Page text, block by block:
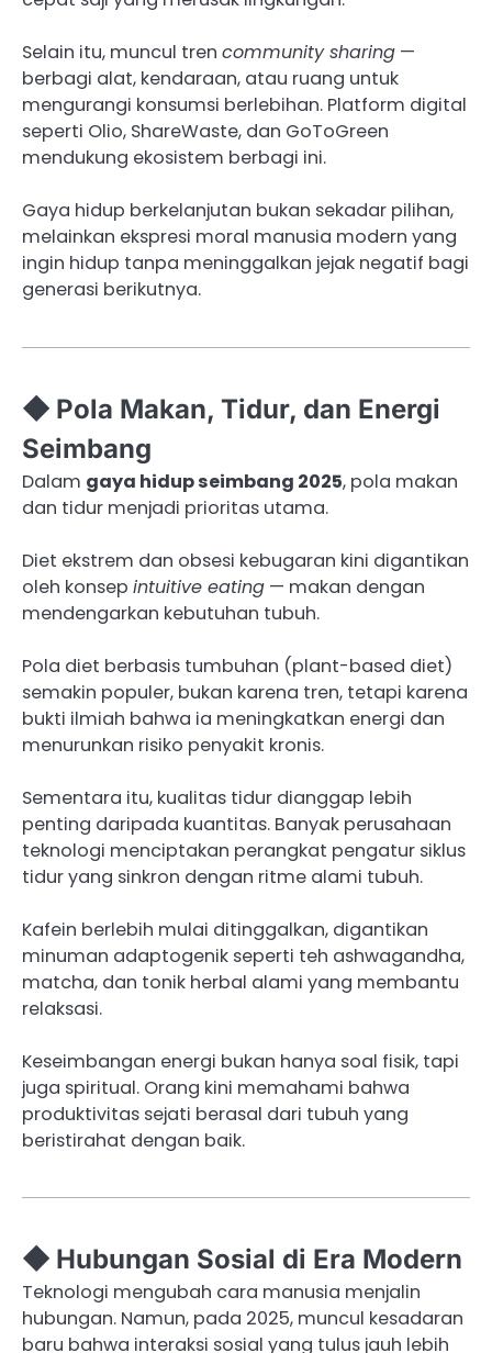
Selain itu, muncul tren community sharing —
berbagi alat, kendaraan, atau ruang untuk
mengurangi konsumsi berlebihan. Platform digital
seperti Olio, ShareWaste, dan GoToGreen
mendukung ekosistem berbagi ini.
Gaya hidup berkelanjutan bukan sekadar pilihan,
melainkan ekspresi moral manusia modern yang
ingin hidup tanpa meninggalkan jejak negatif bagi
generasi berikutnya.
◆ Pola Makan, Tidur, dan Energi
Seimbang
Dalam gaya hidup seimbang 2025, pola makan
dan tidur menjadi prioritas utama.
Diet ekstrem dan obsesi kebugaran kini digantikan
oleh konsep intuitive eating — makan dengan
mendengarkan kebutuhan tubuh.
Pola diet berbasis tumbuhan (plant-based diet)
semakin populer, bukan karena tren, tetapi karena
bukti ilmiah bahwa ia meningkatkan energi dan
menurunkan risiko penyakit kronis.
Sementara itu, kualitas tidur dianggap lebih
penting daripada kuantitas. Banyak perusahaan
teknologi menciptakan perangkat pengatur siklus
tidur yang sinkron dengan ritme alami tubuh.
Kafein berlebih mulai ditinggalkan, digantikan
minuman adaptogenik seperti teh ashwagandha,
matcha, dan tonik herbal alami yang membantu
relaksasi.
Keseimbangan energi bukan hanya soal fisik, tapi
juga spiritual. Orang kini memahami bahwa
produktivitas sejati berasal dari tubuh yang
beristirahat dengan baik.
◆ Hubungan Sosial di Era Modern
Teknologi mengubah cara manusia menjalin
hubungan. Namun, pada 2025, muncul kesadaran
baru bahwa interaksi sosial yang tulus jauh lebih